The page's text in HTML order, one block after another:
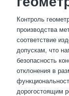
Контроль
производства
соответствие
допускам, что
безопасность
отклонения в
дорогостоящим